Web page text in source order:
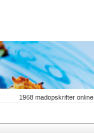
1968 madopskrifter online